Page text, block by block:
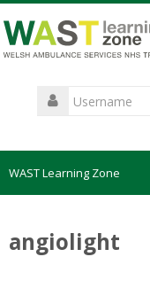
to
main
Username
WAST Learning Zone
angiolight